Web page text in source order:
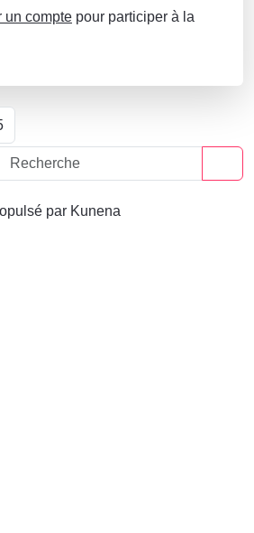
un compte pour participer à la
par Kunena